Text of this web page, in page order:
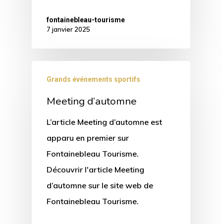
fontainebleau-tourisme
7 janvier 2025
Grands événements sportifs
Meeting d’automne
L’article Meeting d’automne est
apparu en premier sur
Fontainebleau Tourisme.
Découvrir l'article Meeting
d’automne sur le site web de
Fontainebleau Tourisme.